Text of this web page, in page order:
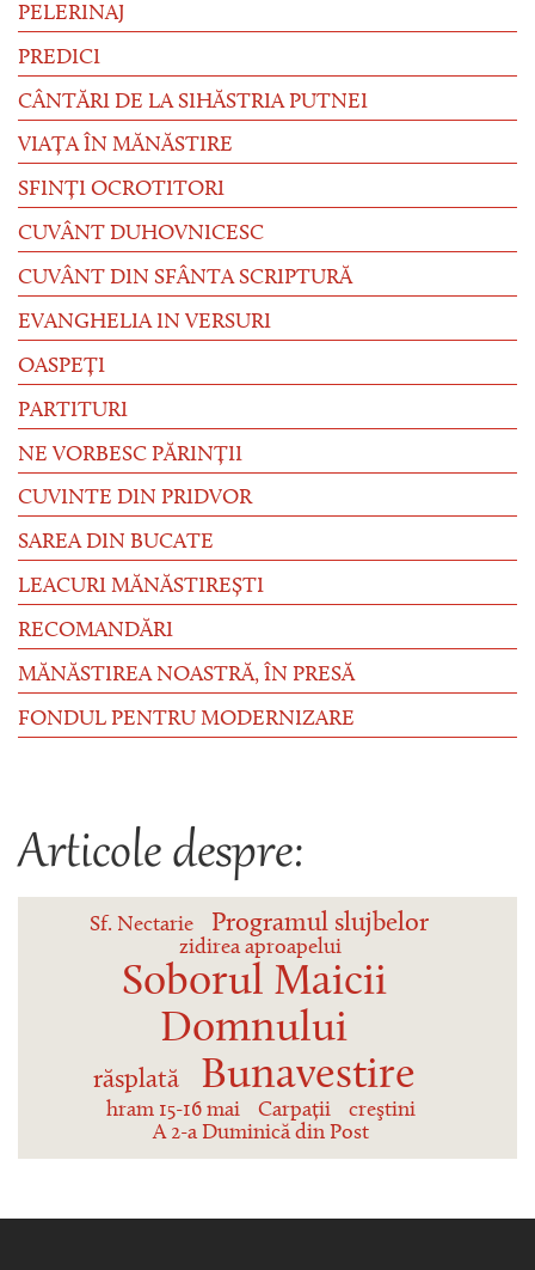
PELERINAJ
PREDICI
CÂNTĂRI DE LA SIHĂSTRIA PUTNEI
VIAȚA ÎN MĂNĂSTIRE
SFINȚI OCROTITORI
CUVÂNT DUHOVNICESC
CUVÂNT DIN SFÂNTA SCRIPTURĂ
EVANGHELIA IN VERSURI
OASPEȚI
PARTITURI
NE VORBESC PĂRINȚII
CUVINTE DIN PRIDVOR
SAREA DIN BUCATE
LEACURI MĂNĂSTIREȘTI
RECOMANDĂRI
MĂNĂSTIREA NOASTRĂ, ÎN PRESĂ
FONDUL PENTRU MODERNIZARE
Articole despre:
Sf. Nectarie Programul slujbelor
zidirea aproapelui
Soborul Maicii
Domnului
răsplată Bunavestire
hram 15-16 mai Carpații
creştini
A 2-a Duminică din Post